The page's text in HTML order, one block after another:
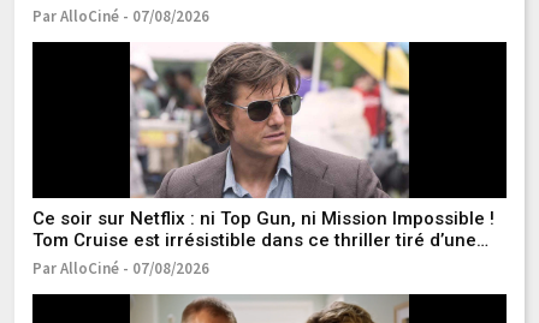
Par AlloCiné - 07/08/2026
Ce soir sur Netflix : ni Top Gun, ni Mission Impossible !
Tom Cruise est irrésistible dans ce thriller tiré d’une
histoire vraie
Par AlloCiné - 07/08/2026